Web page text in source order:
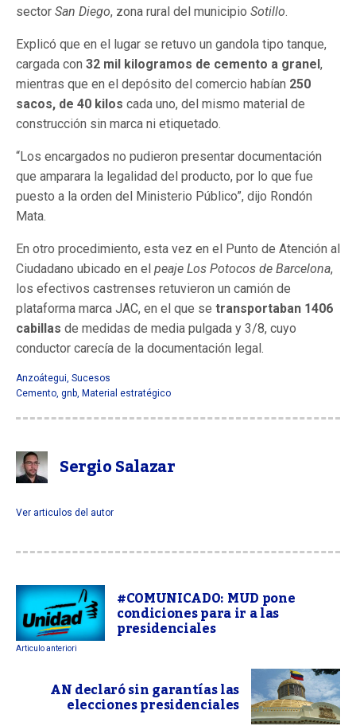
sector San Diego, zona rural del municipio Sotillo.
Explicó que en el lugar se retuvo un gandola tipo tanque,
cargada con 32 mil kilogramos de cemento a granel,
mientras que en el depósito del comercio habían 250
sacos, de 40 kilos cada uno, del mismo material de
construcción sin marca ni etiquetado.
“Los encargados no pudieron presentar documentación
que amparara la legalidad del producto, por lo que fue
puesto a la orden del Ministerio Público”, dijo Rondón
Mata.
En otro procedimiento, esta vez en el Punto de Atención al
Ciudadano ubicado en el peaje Los Potocos de Barcelona,
los efectivos castrenses retuvieron un camión de
plataforma marca JAC, en el que se transportaban 1406
cabillas de medidas de media pulgada y 3/8, cuyo
conductor carecía de la documentación legal.
Anzoátegui Sucesos
Cemento gnb Material estratégico
Sergio Salazar
Ver articulos del autor
#COMUNICADO: MUD pone
condiciones para ir a las
presidenciales
Articulo anteriori
AN declaró sin garantías las
elecciones presidenciales